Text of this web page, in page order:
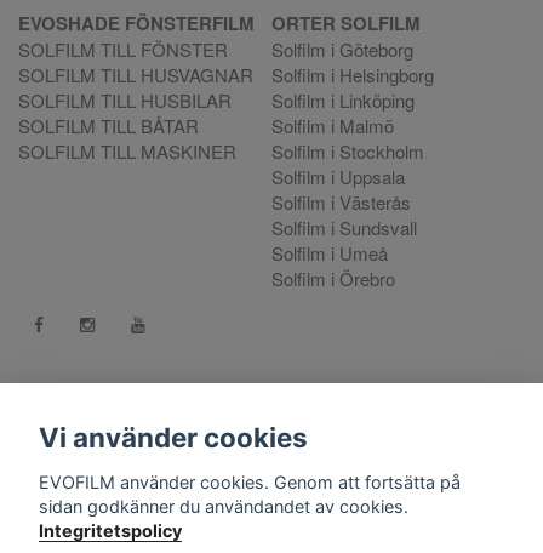
EVOSHADE FÖNSTERFILM
SOLFILM TILL FÖNSTER
SOLFILM TILL HUSVAGNAR
SOLFILM TILL HUSBILAR
SOLFILM TILL BÅTAR
SOLFILM TILL MASKINER
ORTER SOLFILM
Solfilm i Göteborg
Solfilm i Helsingborg
Solfilm i Linköping
Solfilm i Malmö
Solfilm i Stockholm
Solfilm i Uppsala
Solfilm i Västerås
Solfilm i Sundsvall
Solfilm i Umeå
Solfilm i Örebro
Kontakt:mejla oss. Vill du göra en reklamation använd vår
28 Helsingborg.
© Copyright 2026 EVOFILM Sverige. EVOFILM® EVOGEL®
Vi använder cookies
EVOFILM använder cookies. Genom att fortsätta på
sidan godkänner du användandet av cookies.
Integritetspolicy